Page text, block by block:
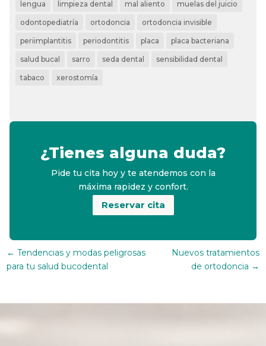
lengua limpieza dental mal aliento muelas del juicio
odontopediatría ortodoncia ortodoncia invisible
periimplantitis periodontitis placa placa bacteriana
salud bucal sarro seda dental sensibilidad dental
tabaco xerostomía
¿Tienes alguna duda?
Pide tu cita hoy y te atendemos con la
máxima rapidez y confort.
Reservar cita
←Tendencias y modas peligrosas
para tu salud bucodental
Nuevos tratamientos
de ortodoncia →